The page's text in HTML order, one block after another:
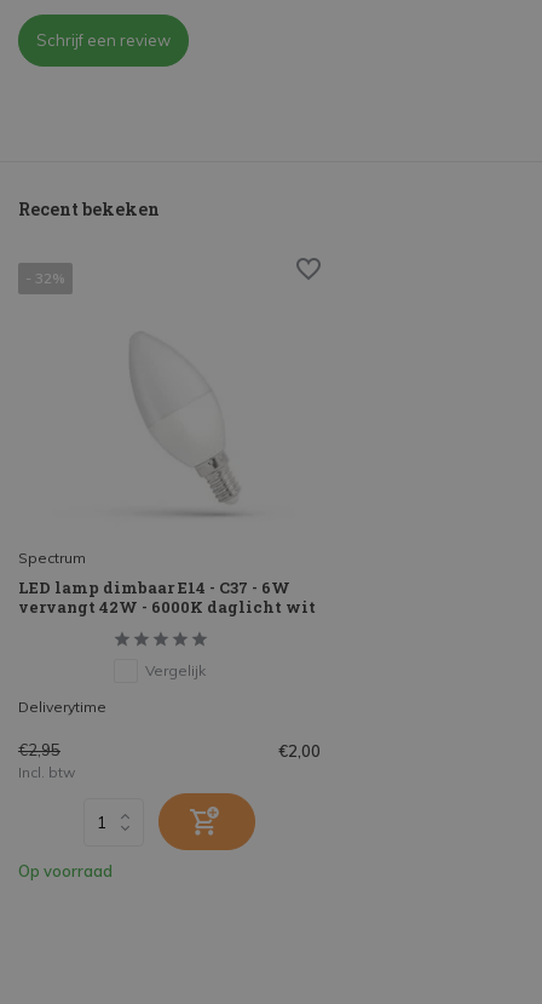
Schrijf een review
Recent bekeken
- 32%
Spectrum
LED lamp dimbaar E14 - C37 - 6W
vervangt 42W - 6000K daglicht wit
Vergelijk
Deliverytime
€2,95 €2,00
Incl. btw
Op voorraad